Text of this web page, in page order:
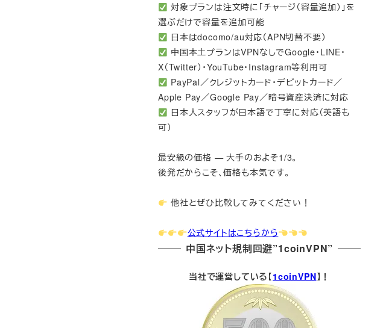
対象プランは注文時に「チャージ（容量追加）」を
選ぶだけで容量を追加可能
日本はdocomo/au対応（APN切替不要）
中国本土プランはVPNなしでGoogle・LINE・
X（Twitter）・YouTube・Instagram等利用可
PayPal／クレジットカード・デビットカード／
Apple Pay／Google Pay／暗号資産決済に対応
日本人スタッフが日本語で丁寧に対応（英語も
可）
最安級の価格 — 大手のおよそ1/3。
後発だからこそ、価格も本気です。
他社とぜひ比較してみてください！
公式サイトはこちらから
中国ネット規制回避”1coinVPN”
当社で運営している【1coinVPN】！